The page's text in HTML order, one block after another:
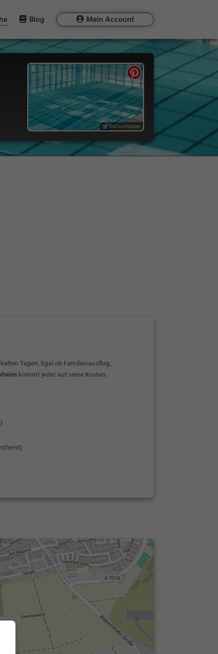
Blog Mein Account
Bild hochladen
Tagen. Egal ob Familienausflug,
kommt jeder auf seine Kosten.